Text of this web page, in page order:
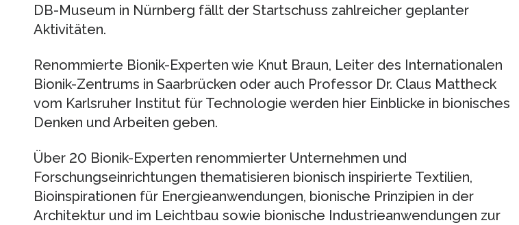
DB-Museum in Nürnberg fällt der Startschuss zahlreicher geplanter
Aktivitäten.
Renommierte Bionik-Experten wie Knut Braun, Leiter des Internationalen
Bionik-Zentrums in Saarbrücken oder auch Professor Dr. Claus Mattheck
vom Karlsruher Institut für Technologie werden hier Einblicke in bionisches
Denken und Arbeiten geben.
Über 20 Bionik-Experten renommierter Unternehmen und
Forschungseinrichtungen thematisieren bionisch inspirierte Textilien,
Bioinspirationen für Energieanwendungen, bionische Prinzipien in der
Architektur und im Leichtbau sowie bionische Industrieanwendungen zur